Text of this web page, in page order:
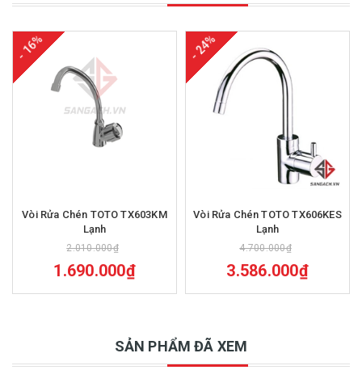
- 16%
Vòi Rửa Chén TOTO TX603KM
Lạnh
2.010.000₫
1.690.000₫
- 24%
Vòi Rửa Chén TOTO TX606KES
Lạnh
4.700.000₫
3.586.000₫
SẢN PHẨM ĐÃ XEM